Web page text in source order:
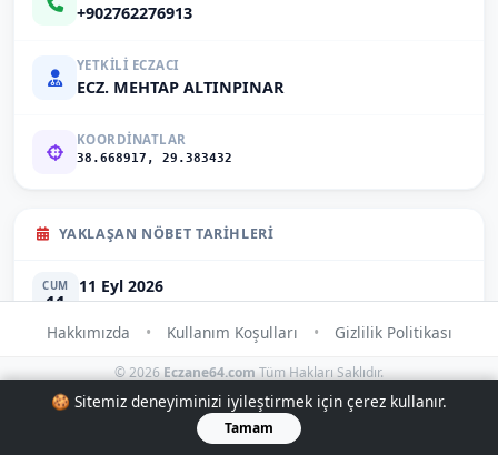
+902762276913
YETKILI ECZACI
ECZ. MEHTAP ALTINPINAR
KOORDINATLAR
38.668917, 29.383432
YAKLAŞAN NÖBET TARIHLERI
CUM
11
11 Eyl 2026
Cuma
21 Pazartesi
Hakkımızda • Kullanım Koşulları • Gizlilik Politikası
© 2026 Eczane64.com Tüm Hakları Saklıdır.
🍪 Sitemiz deneyiminizi iyileştirmek için çerez kullanır.
Tamam